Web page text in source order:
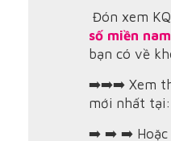
Đón xem
số miền nam
bạn có về
➡️➡️➡️ Xem
mới nhất tại:
➡️ ➡️ ➡️ Hoặc